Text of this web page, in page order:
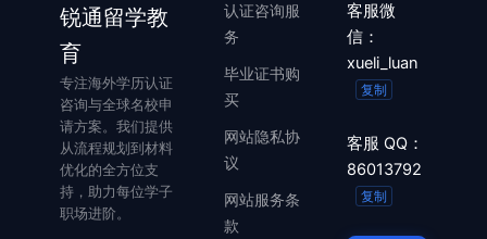
锐通留学教
育
专注海外学历认证
咨询与全球名校申
请方案。我们提供
从流程规划到材料
优化的全方位支
持，助力每位学子
职场进阶。
认证咨询服
务
毕业证书购
买
网站隐私协
议
网站服务条
款
客服微
信：
xueli_luan
复制
客服 QQ：
86013792
复制